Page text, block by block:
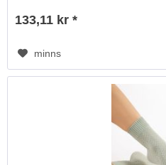
133,11 kr *
minns